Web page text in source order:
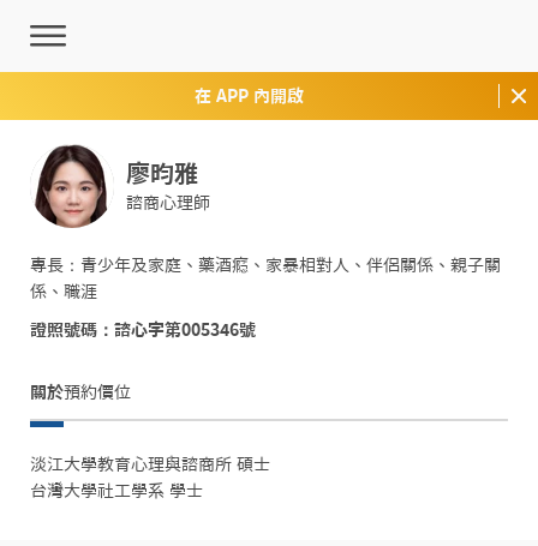
在 APP 內開啟
廖昀雅
諮商心理師
專長：青少年及家庭、藥酒癮、家暴相對人、伴侶關係、親子關
係、職涯
證照號碼：諮心字第005346號
關於預約價位
淡江大學教育心理與諮商所 碩士
台灣大學社工學系 學士